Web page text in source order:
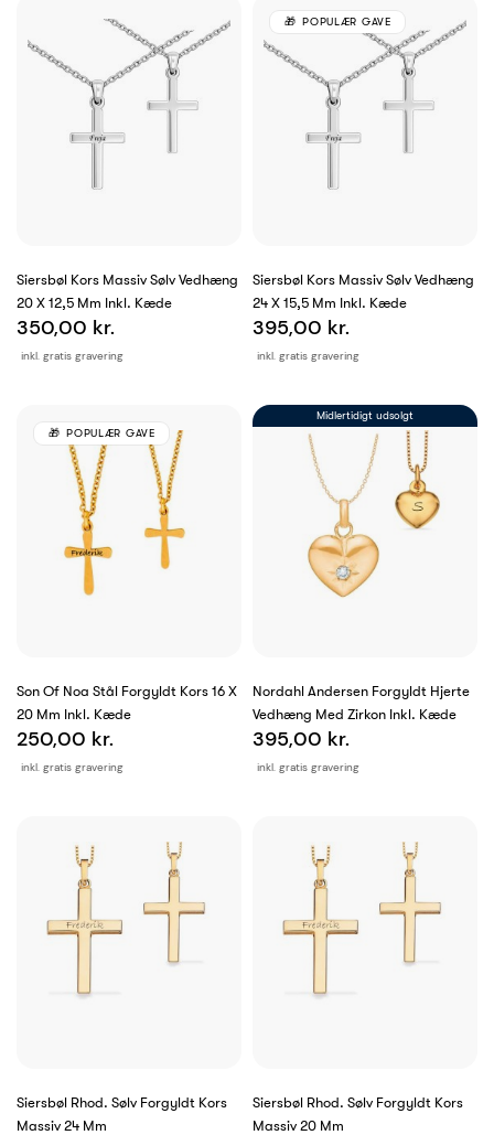
Siersbøl Kors Massiv Sølv Vedhæng
20 X 12,5 Mm Inkl. Kæde
inkl. gratis gravering
350,00 kr.
Siersbøl Kors Massiv Sølv Vedhæng
24 X 15,5 Mm Inkl. Kæde
inkl. gratis gravering
395,00 kr.
POPULÆR GAVE
Son Of Noa Stål Forgyldt Kors 16 X
20 Mm Inkl. Kæde
inkl. gratis gravering
250,00 kr.
POPULÆR GAVE
Nordahl Andersen Forgyldt Hjerte
Vedhæng Med Zirkon Inkl. Kæde
inkl. gratis gravering
395,00 kr.
Midlertidigt udsolgt
Siersbøl Rhod. Sølv Forgyldt Kors
Massiv 24 Mm
Siersbøl Rhod. Sølv Forgyldt Kors
Massiv 20 Mm